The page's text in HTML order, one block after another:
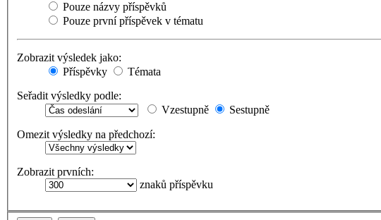
Pouze názvy příspěvků
Pouze první příspěvek v tématu
Zobrazit výsledek jako:
Příspěvky
Témata
Seřadit výsledky podle:
Vzestupně
Sestupně
Omezit výsledky na předchozí:
Zobrazit prvních:
znaků příspěvku